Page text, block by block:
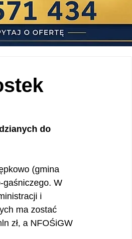
do
(gmina
gaśniczego. W
i
ma zostać
zł, a NFOŚiGW